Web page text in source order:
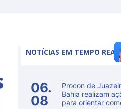
NOTÍCIAS EM TEMPO REAL
06.
08
Procon de
Bahia realizam
para orientar